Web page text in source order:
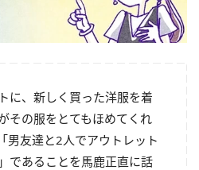
に、新しく買った洋服を着
その服をとてもほめてくれ
男友達と 2人でアウトレット
であることを馬鹿正直に話